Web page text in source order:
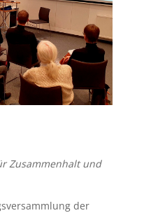
Zusammenhalt und
der